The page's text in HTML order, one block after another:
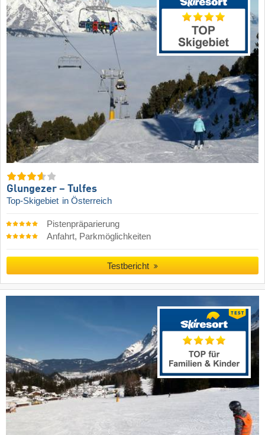
Glungezer – Tulfes
Top-Skigebiet in Österreich
Pistenpräparierung
Anfahrt, Parkmöglichkeiten
Testbericht